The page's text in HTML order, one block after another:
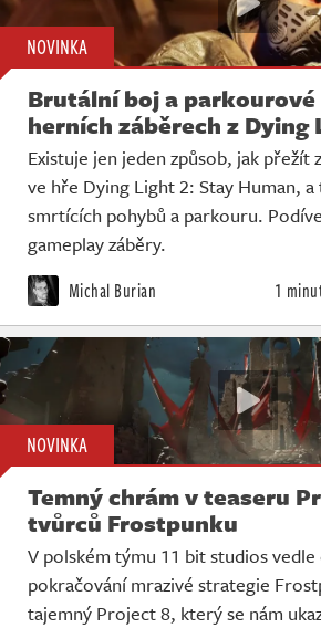
NOVINKA
Brutální boj a
herních záběrech z Dying
Existuje jen jeden způsob, jak přežít
ve hře Dying Light 2: Stay Human,
smrtících pohybů a parkouru.
gameplay záběry.
Michal Burian 1
NOVINKA
Temný chrám v teaseru
tvůrců Frostpunku
V polském týmu 11 bit studios vedle
pokračování mrazivé strategie
tajemný Project 8, který se nám